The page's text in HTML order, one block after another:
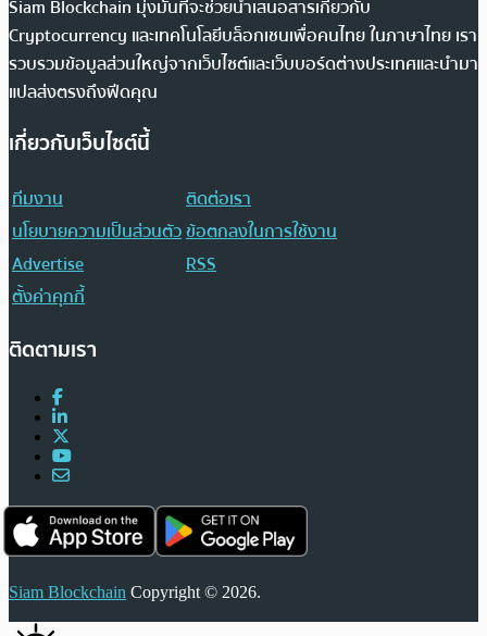
Siam Blockchain มุ่งมั่นที่จะช่วยนำเสนอสารเกี่ยวกับ
Cryptocurrency และเทคโนโลยีบล็อกเชนเพื่อคนไทย ในภาษาไทย เรา
รวบรวมข้อมูลส่วนใหญ่จากเว็บไซต์และเว็บบอร์ดต่างประเทศและนำมา
แปลส่งตรงถึงฟีดคุณ
เกี่ยวกับเว็บไซต์นี้
ทีมงาน
ติดต่อเรา
นโยบายความเป็นส่วนตัวข้อตกลงในการใช้งาน
Advertise
RSS
ตั้งค่าคุกกี้
ติดตามเรา
Siam Blockchain Copyright © 2026.